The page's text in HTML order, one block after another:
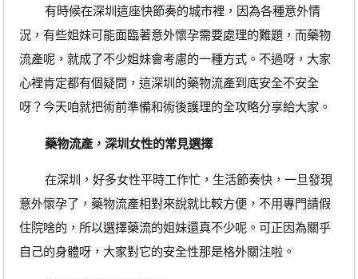
有時候在深圳這座快節奏的城市裡，因為各種意外情
況，有些姐妹可能面臨著意外懷孕需要處理的難題，而藥物
流產呢，就成了不少姐妹會考慮的一種方式。不過呀，大家
心裡肯定都有個疑問，這深圳的藥物流產到底安全不安全
呀？今天咱就把術前準備和術後護理的全攻略分享給大家。
藥物流產，深圳女性的常見選擇
在深圳，好多女性平時工作忙，生活節奏快，一旦發現
意外懷孕了，藥物流產相對來說就比較方便，不用專門請假
住院啥的，所以選擇藥流的姐妹還真不少呢。可正因為關乎
自己的身體呀，大家對它的安全性那是格外關注啦。